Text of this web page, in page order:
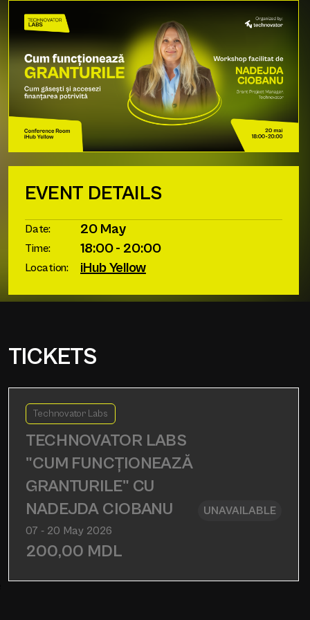
EVENT DETAILS
Date: 20 May
Time: 18:00 - 20:00
Location: iHub Yellow
TICKETS
Technovator Labs
TECHNOVATOR LABS
"CUM FUNCȚIONEAZĂ
GRANTURILE" CU
NADEJDA CIOBANU
UNAVAILABLE
07 - 20 May 2026
200,00 MDL